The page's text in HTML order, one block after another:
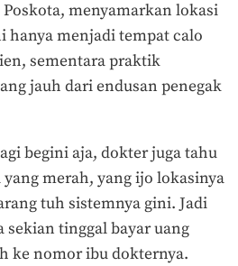
menyamarkan lokasi
menjadi tempat calo
sementara praktik
jauh dari endusan penegak
begini aja, dokter juga tahu
merah, yang ijo lokasinya
tuh sistemnya gini. Jadi
sekian tinggal bayar uang
ke nomor ibu dokternya.